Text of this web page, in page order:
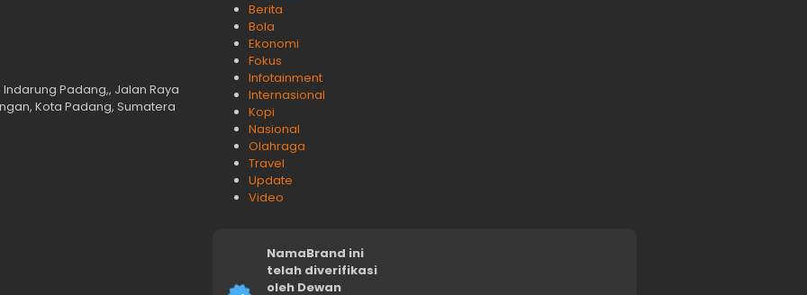
Indarung Padang,, Jalan Raya
Kota Padang, Sumatera
Berita
Bola
Ekonomi
Fokus
Infotainment
Internasional
Kopi
Nasional
Olahraga
Travel
Update
Video
NamaBrand ini
telah diverifikasi
oleh Dewan